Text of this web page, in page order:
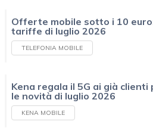
Offerte mobile sotto i 10
tariffe di luglio 2026
TELEFONIA MOBILE
Kena regala il 5G ai già
le novità di luglio 2026
KENA MOBILE